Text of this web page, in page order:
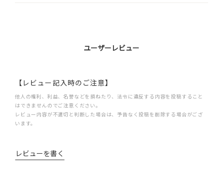
ユーザーレビュー
【レビュー記入時のご注意】
他人の権利、利益、名誉などを損ねたり、法令に違反する内容を投稿すること
はできませんのでご注意ください。
レビュー内容が不適切と判断した場合は、予告なく投稿を削除する場合がござ
います。
レビューを書く